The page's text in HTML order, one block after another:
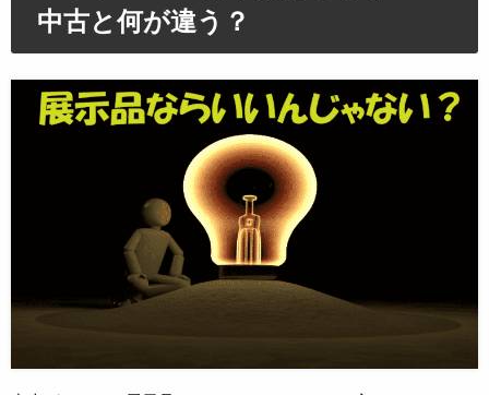
中古と何が違う？